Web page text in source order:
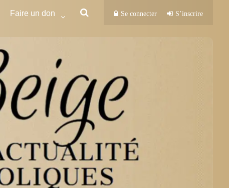
Faire un don Se connecter S’inscrire